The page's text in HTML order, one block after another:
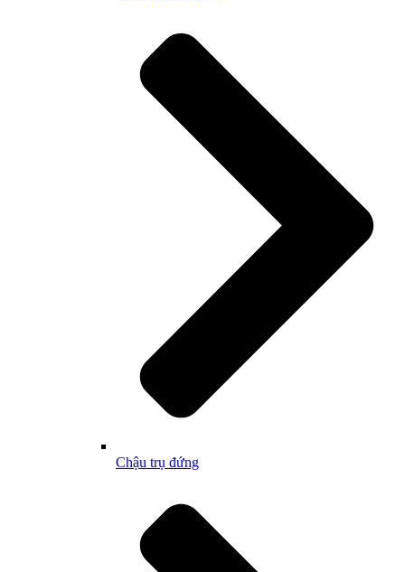
Chậu trụ đứng